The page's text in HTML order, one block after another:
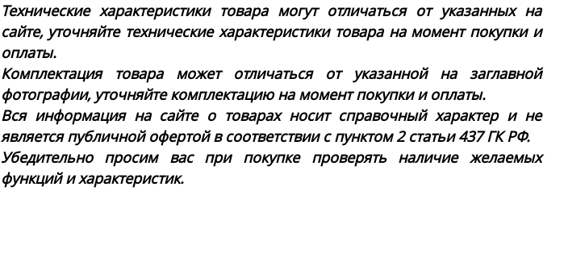
Технические характеристики товара могут отличаться от указанных на
сайте, уточняйте технические характеристики товара на момент покупки и
оплаты.
Комплектация товара может отличаться от указанной на заглавной
фотографии, уточняйте комплектацию на момент покупки и оплаты.
Вся информация на сайте о товарах носит справочный характер и не
является публичной офертой в соответствии с пунктом 2 статьи 437 ГК РФ.
Убедительно просим вас при покупке проверять наличие желаемых
функций и характеристик.